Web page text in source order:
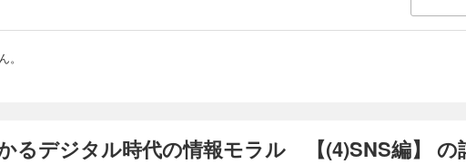
るデジタル時代の情報モラル 【(4)SNS編】 の